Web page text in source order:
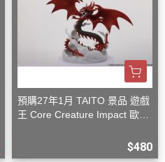
預購27年1月 TAITO 景品 遊戲
王 Core Creature Impact 歐西
$480